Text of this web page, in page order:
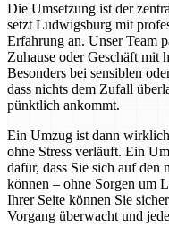
Die Umsetzung ist der
setzt Ludwigsburg mit
Erfahrung an. Unser Team
Zuhause oder Geschäft mit
Besonders bei sensiblen
dass nichts dem Zufall
pünktlich ankommt.
Ein Umzug ist dann
ohne Stress verläuft. Ein
dafür, dass Sie sich auf den
können – ohne Sorgen um
Ihrer Seite können Sie
Vorgang überwacht und